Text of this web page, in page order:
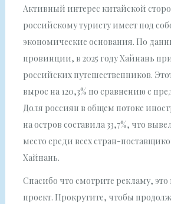
Активный интерес китайской
российскому туристу имеет под
экономические основания. По
провинции, в 2025 году Хайнань
российских путешественников.
вырос на 120,3% по сравнению с
Доля россиян в общем потоке
на остров составила 33,7%, что
место среди всех стран-
Хайнань.
Спасибо что смотрите рекламу,
проект. Прокрутите, чтобы